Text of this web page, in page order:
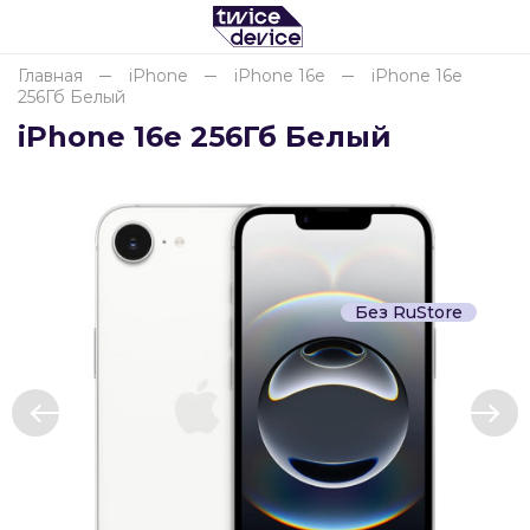
Главная iPhone iPhone 16e
iPhone 16e
256Гб Белый
iPhone 16e 256Гб Белый
Без RuStore
оплатуна части
без переплат
График платежей
Сегодня